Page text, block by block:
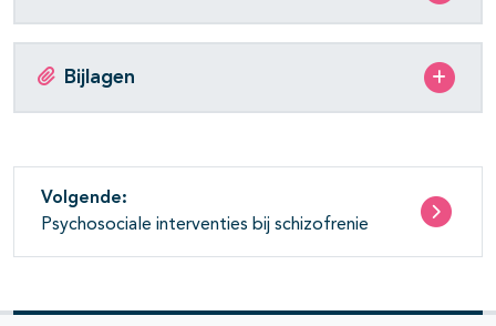
Bijlagen
Volgende:
Psychosociale interventies bij schizofrenie